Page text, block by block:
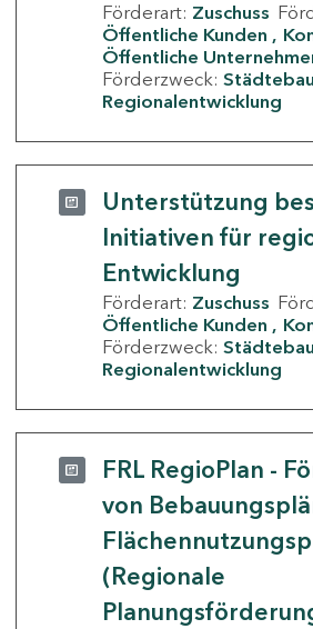
Förderart: Zuschuss
Öffentliche Kunden
Öffentliche
Förderzweck:
Regionalentwicklung
Unterstützung
Initiativen für
Entwicklung
Förderart: Zuschuss
Öffentliche Kunden
Förderzweck:
Regionalentwicklung
FRL RegioPlan -
von
(Regionale